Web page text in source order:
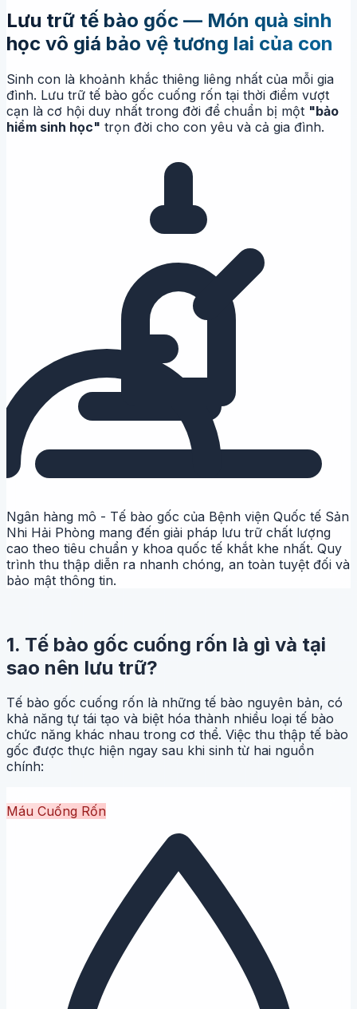
Lưu trữ tế bào gốc — Món quà sinh
học vô giá bảo vệ tương lai của con
Sinh con là khoảnh khắc thiêng liêng nhất của mỗi gia
đình. Lưu trữ tế bào gốc cuống rốn tại thời điểm vượt
cạn là cơ hội duy nhất trong đời để chuẩn bị một "bảo
hiểm sinh học" trọn đời cho con yêu và cả gia đình.
Ngân hàng mô - Tế bào gốc của Bệnh viện Quốc tế Sản
Nhi Hải Phòng mang đến giải pháp lưu trữ chất lượng
cao theo tiêu chuẩn y khoa quốc tế khắt khe nhất. Quy
trình thu thập diễn ra nhanh chóng, an toàn tuyệt đối và
bảo mật thông tin.
1. Tế bào gốc cuống rốn là gì và tại
sao nên lưu trữ?
Tế bào gốc cuống rốn là những tế bào nguyên bản, có
khả năng tự tái tạo và biệt hóa thành nhiều loại tế bào
chức năng khác nhau trong cơ thể. Việc thu thập tế bào
gốc được thực hiện ngay sau khi sinh từ hai nguồn
chính:
Máu Cuống Rốn